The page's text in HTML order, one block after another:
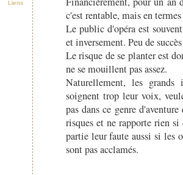
c'est rentable, mais en
Le public d'opéra est
et inversement. Peu de
Le risque de se planter est
ne se mouillent pas assez.
Naturellement, les
soignent trop leur voix,
pas dans ce genre
risques et ne rapporte rien si
partie leur faute aussi si les
sont pas acclamés.
Liens